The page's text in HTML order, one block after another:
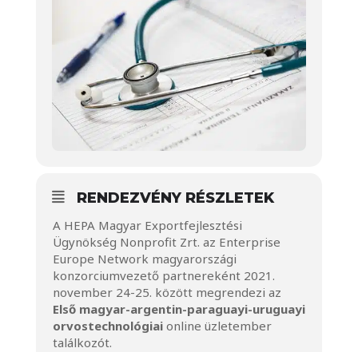
RENDEZVÉNY RÉSZLETEK
A HEPA Magyar Exportfejlesztési
Ügynökség Nonprofit Zrt. az Enterprise
Europe Network magyarországi
konzorciumvezető partnereként 2021.
november 24-25. között megrendezi az
Első magyar-argentin-paraguayi-uruguayi
orvostechnológiaionline üzletember
találkozót.